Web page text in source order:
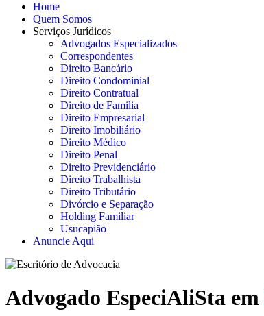
Home
Quem Somos
Serviços Jurídicos
Advogados Especializados
Correspondentes
Direito Bancário
Direito Condominial
Direito Contratual
Direito de Familia
Direito Empresarial
Direito Imobiliário
Direito Médico
Direito Penal
Direito Previdenciário
Direito Trabalhista
Direito Tributário
Divórcio e Separação
Holding Familiar
Usucapião
Anuncie Aqui
Advogado EspeciAliSta em